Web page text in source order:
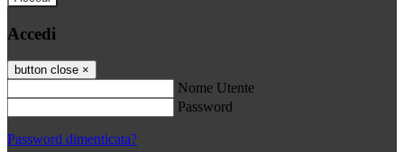
Accedi
button close ×
Nome Utente
Password
Password dimenticata?